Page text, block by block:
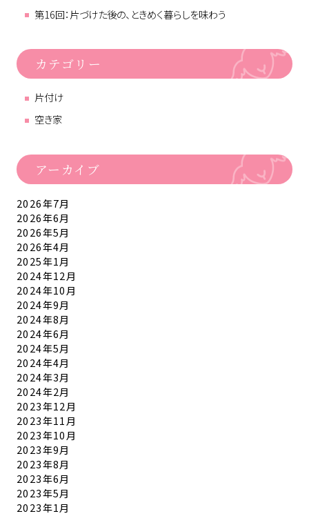
第16回：片づけた後の、ときめく暮らしを味わう
カテゴリー
片付け
空き家
アーカイブ
2026年7月
2026年6月
2026年5月
2026年4月
2025年1月
2024年12月
2024年10月
2024年9月
2024年8月
2024年6月
2024年5月
2024年4月
2024年3月
2024年2月
2023年12月
2023年11月
2023年10月
2023年9月
2023年8月
2023年6月
2023年5月
2023年1月